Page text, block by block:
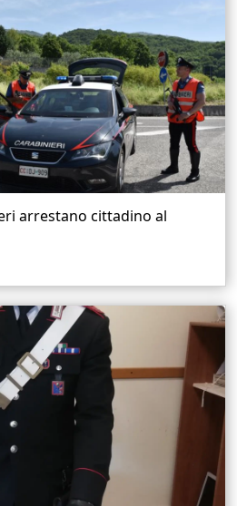
arrestano cittadino al